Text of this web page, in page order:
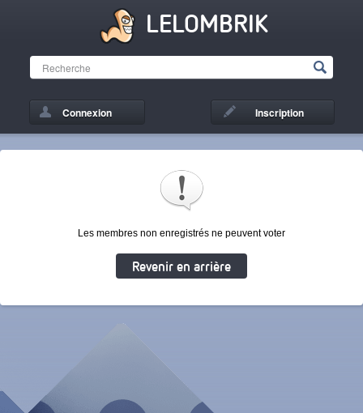
LELOMBRIK
Connexion Inscription
Les membres non enregistrés ne peuvent voter
Revenir en arrière